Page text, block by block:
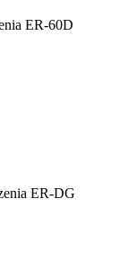
ER-60D
ER-DG